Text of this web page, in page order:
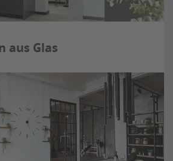
aus Glas